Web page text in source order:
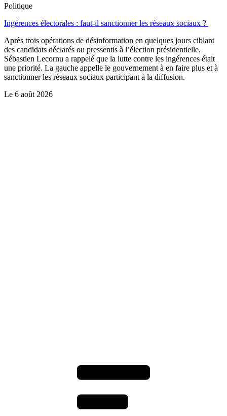
Politique
Ingérences électorales : faut-il sanctionner les réseaux sociaux ?
Après trois opérations de désinformation en quelques jours ciblant
des candidats déclarés ou pressentis à l’élection présidentielle,
Sébastien Lecornu a rappelé que la lutte contre les ingérences était
une priorité. La gauche appelle le gouvernement à en faire plus et à
sanctionner les réseaux sociaux participant à la diffusion.
Le 6 août 2026